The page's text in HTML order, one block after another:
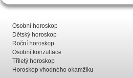
Osobní horoskop
Dětský horoskop
Roční horoskop
Osobní konzultace
Tříletý horoskop
Horoskop vhodného okamžiku